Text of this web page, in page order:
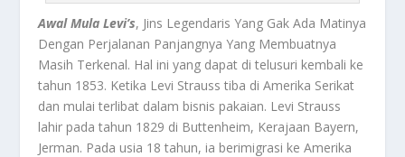
Awal Mula Levi’s, Jins Legendaris Yang Gak Ada Matinya
Dengan Perjalanan Panjangnya Yang Membuatnya
Masih Terkenal. Hal ini yang dapat di telusuri kembali ke
tahun 1853. Ketika Levi Strauss tiba di Amerika Serikat
dan mulai terlibat dalam bisnis pakaian. Levi Strauss
lahir pada tahun 1829 di Buttenheim, Kerajaan Bayern,
Jerman. Pada usia 18 tahun, ia berimigrasi ke Amerika